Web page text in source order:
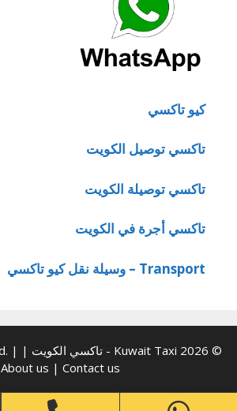
كيو تاكسي
تاكسي توصيل الكويت
تاكسي توصيلة الكويت
تاكسي أجرة في الكويت
Transport – وسيلة نقل كيو تاكسي
© 2026 Kuwait Taxi - تاكسي الكويت | All Rights Reserved. |
About us | Contact us